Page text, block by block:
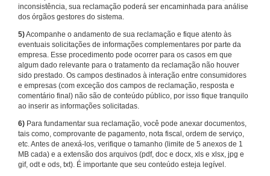
inconsistência, sua reclamação poderá ser encaminhada para análise
dos órgãos gestores do sistema.
5)Acompanhe o andamento de sua reclamação e fique atento às
eventuais solicitações de informações complementares por parte da
empresa. Esse procedimento pode ocorrer para os casos em que
algum dado relevante para o tratamento da reclamação não houver
sido prestado. Os campos destinados à interação entre consumidores
e empresas (com exceção dos campos de reclamação, resposta e
comentário final) não são de conteúdo público, por isso fique tranquilo
ao inserir as informações solicitadas.
6) Para fundamentar sua reclamação, você pode anexar documentos,
tais como, comprovante de pagamento, nota fiscal, ordem de serviço,
etc. Antes de anexá-los, verifique o tamanho (limite de 5 anexos de 1
MB cada) e a extensão dos arquivos (pdf, doc e docx, xls e xlsx, jpg e
gif, odt e ods, txt). É importante que seu conteúdo esteja legível.